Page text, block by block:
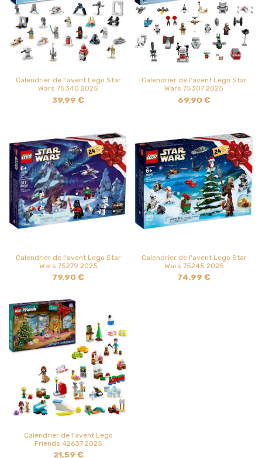
Calendrier de l'avent Lego Star
Wars 75340 2025
39,99 €
Calendrier de l'avent Lego Star
Wars 75307 2025
69,90 €
Calendrier de l'avent Lego Star
Wars 75279 2025
79,90 €
Calendrier de l'avent Lego Star
Wars 75245 2025
74,99 €
Calendrier de l'avent Lego
Friends 42637 2025
21,59 €